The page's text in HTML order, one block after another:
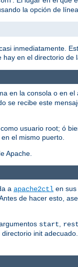
la opción de
inmediatamente.
en el directorio de
en la consola o en el
se recibe este
usuario root; ó
el mismo puerto.
Apache.
a apache2ctl en
de hacer esto,
start,
directorio init